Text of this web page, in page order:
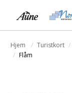
Hjem Turistkort
Flåm